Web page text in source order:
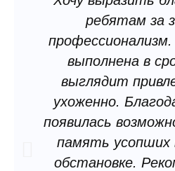
ребятам за
выполнена в
выглядит
ухоженно.
появилась
память усопших
обстановке.